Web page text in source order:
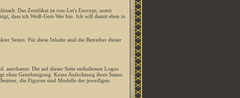
Das Zertifikat ist von Let's Encrypt, somit
dass ich Weiß-Gott-Wer bin. Ich will damit eben in
Seiten. Für diese Inhalte sind die Betreiber dieser
anerkannt. Die auf dieser Seite enthaltenen Logos
Genehmigung. Keine Anfechtung ihres Status.
die Figuren sind Modelle der jeweiligen